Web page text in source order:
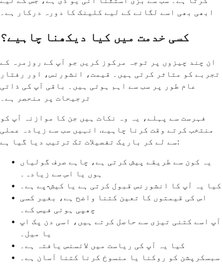
ابھی بھی اسے لگانے کے لیے کلینک کا دورہ درکار ہے۔
کسی خدمت میں کیا دیکھنا چاہیے؟
ان چند چیزوں پر توجہ مرکوز کریں جو آپ کے روزمرہ کے
تجربے کو متاثر کرتی ہیں۔ قیمت، انشورنس، اور رفتار
عام طور پر سب سے اہم ہوتی ہیں۔ باقی آپ کی ذاتی
ترجیحات پر منحصر ہے۔
فہرست سے پہلے، یہ وہ نکات ہیں جن کا موازنہ آپ کو
منتخب کرتے وقت کرنا چاہیے. انہیں سب سے زیادہ عملی
سے لے کر باریک تفصیلات تک ترتیب دیا گیا ہے:
یہ کون سے طریقے پیش کرتی ہے، چاہے صرف گولیاں
ہوں یا اس سے زیادہ۔
کیا یہ آپ کا انشورنس قبول کرتی ہے یا کیش-پے ہے۔
اس کی قیمتوں کا تعین کتنا واضح ہے، بغیر کسی
چھپی ہوئی فیس کے۔
آپ اسے کتنی تیزی سے حاصل کرتے ہیں، اسی دن پک اپ
یا میل۔
کیا یہ آپ کی ریاست میں لائسنس یافتہ ہے۔
سبسکرپشن کو روکنا یا منسوخ کرنا کتنا آسان ہے۔